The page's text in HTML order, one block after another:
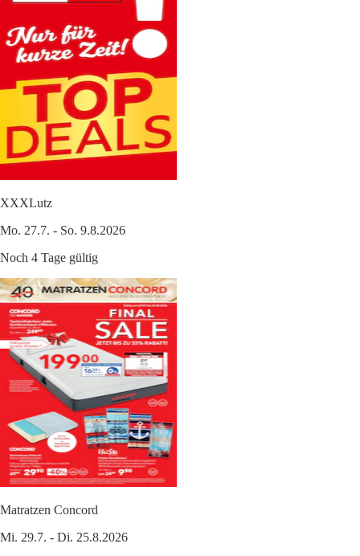
XXXLutz
Mo. 27.7. - So. 9.8.2026
Noch 4 Tage gültig
Matratzen Concord
Mi. 29.7. - Di. 25.8.2026